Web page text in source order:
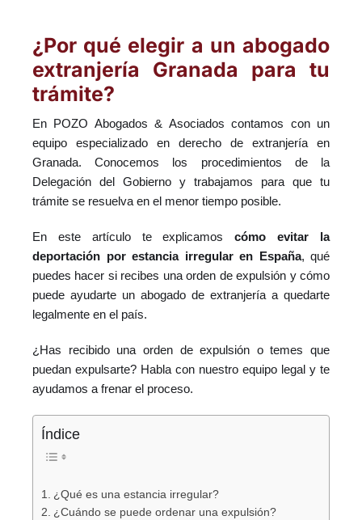
¿Por qué elegir a un abogado
extranjería Granada para tu
trámite?
En POZO Abogados & Asociados contamos con un
equipo especializado en derecho de extranjería en
Granada. Conocemos los procedimientos de la
Delegación del Gobierno y trabajamos para que tu
trámite se resuelva en el menor tiempo posible.
En este artículo te explicamoscómo evitar la
deportación por estancia irregular en España, qué
puedes hacer si recibes una orden de expulsión y cómo
puede ayudarte un abogado de extranjería a quedarte
legalmente en el país.
¿Has recibido una orden de expulsión o temes que
puedan expulsarte? Habla con nuestro equipo legal y te
ayudamos a frenar el proceso.
Índice
¿Qué es una estancia irregular?
¿Cuándo se puede ordenar una expulsión?